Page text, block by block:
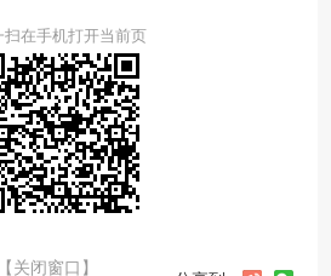
扫在手机打开当前页
【关闭窗口】